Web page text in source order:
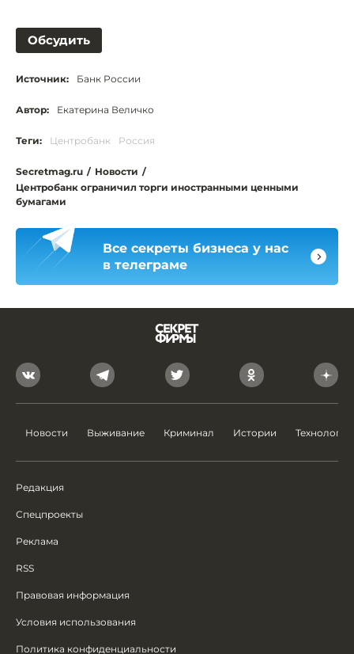
Обсудить
Источник: Банк России
Автор: Екатерина Величко
Теги: Центробанк Россия
Secretmag.ru / Новости /
Центробанк ограничил торги иностранными ценными
бумагами
Все секреты бизнеса у нас
в телеграме
Новости Выживание Криминал Истории Технологии
Редакция
Спецпроекты
Реклама
RSS
Правовая информация
Условия использования
Политика конфиденциальности